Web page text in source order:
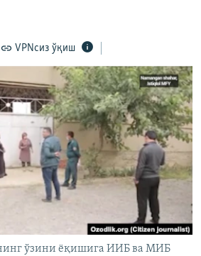
VPNсиз ўқиш
ўзини ёқишига ИИБ ва МИБ